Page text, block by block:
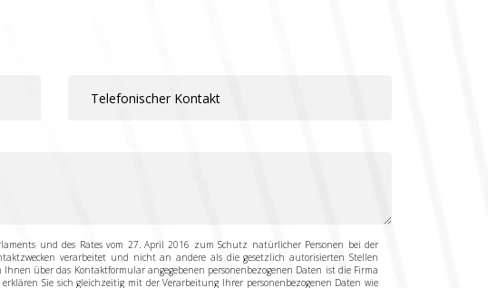
und des Rates vom 27. April 2016 zum Schutz natürlicher Personen bei der
verarbeitet und nicht an andere als die gesetzlich autorisierten Stellen
über das Kontaktformular angegebenen personenbezogenen Daten ist die Firma
Sie sich gleichzeitig mit der Verarbeitung Ihrer personenbezogenen Daten wie